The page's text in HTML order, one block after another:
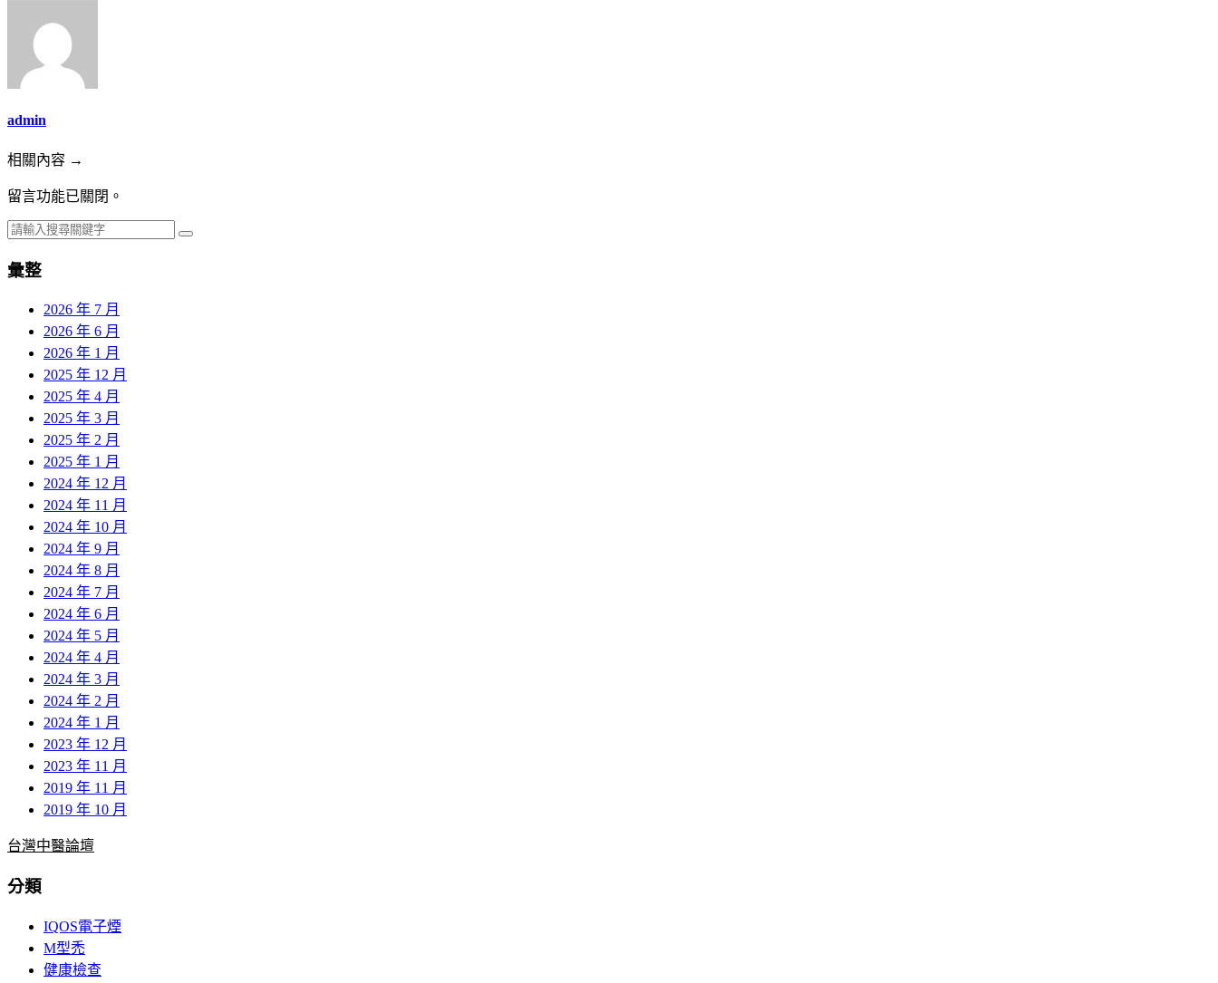
admin
相關內容 →
留言功能已關閉。
彙整
2026 年 7 月
2026 年 6 月
2026 年 1 月
2025 年 12 月
2025 年 4 月
2025 年 3 月
2025 年 2 月
2025 年 1 月
2024 年 12 月
2024 年 11 月
2024 年 10 月
2024 年 9 月
2024 年 8 月
2024 年 7 月
2024 年 6 月
2024 年 5 月
2024 年 4 月
2024 年 3 月
2024 年 2 月
2024 年 1 月
2023 年 12 月
2023 年 11 月
2019 年 11 月
2019 年 10 月
台灣中醫論壇
分類
IQOS電子煙
M型禿
健康檢查